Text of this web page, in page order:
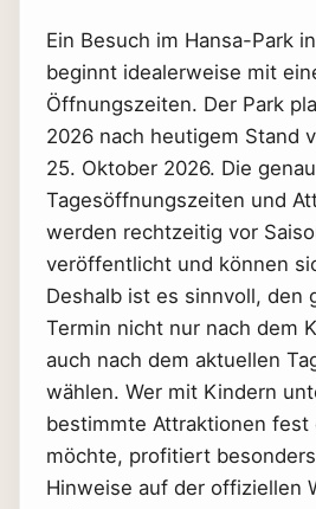
Ein Besuch im Hansa-Park
beginnt idealerweise mit
Öffnungszeiten. Der Park
2026 nach heutigem Stand
25. Oktober 2026. Die
Tagesöffnungszeiten und
werden rechtzeitig vor
veröffentlicht und können
Deshalb ist es sinnvoll, den
Termin nicht nur nach dem
auch nach dem aktuellen
wählen. Wer mit Kindern
bestimmte Attraktionen fest
möchte, profitiert
Hinweise auf der offiziellen